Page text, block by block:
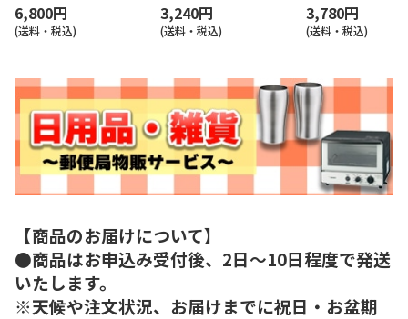
6,800円
(送料・税込)
3,240円
(送料・税込)
3,780円
(送料・税込)
【商品のお届けについて】
●商品はお申込み受付後、2日～10日程度で発送
いたします。
※天候や注文状況、お届けまでに祝日・お盆期